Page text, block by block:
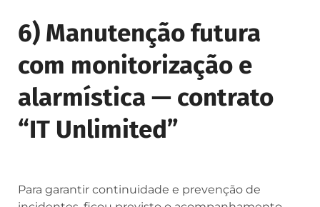
6) Manutenção futura
com monitorização e
alarmística — contrato
“IT Unlimited”
Para garantir continuidade e prevenção de